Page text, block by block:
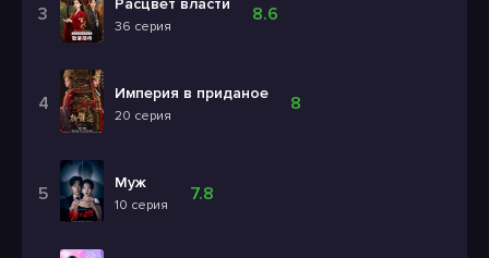
36 серия
8.6
Империя в приданое
20 серия
8
Муж
10 серия
7.8